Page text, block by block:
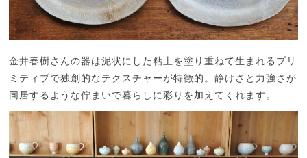
金井春樹さんの器は泥状にした粘土を塗り重ねて生まれるプリ
ミティブで独創的なテクスチャーが特徴的。静けさと力強さが
同居するような佇まいで暮らしに彩りを加えてくれます。